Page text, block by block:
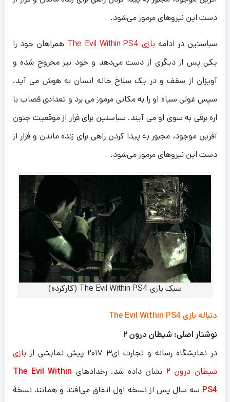
دست این نیروهای مرموز می‌شود.
سباستین در ادامه بازی The Evil Within PS4
همراهان خود را
یکی پس از دیگری از دست می‌دهد و خود نیز مجروح شده و
آویزان از سقف و در یک سلاخ خانه انسان به هوش می آید.
سپس غولی سیاه او را به مکانی مرموز می برد و تعدادی قصاب با
اره برقی به سوی او می آیند. سباستین برای فرار از موقعیت جنون
آفرین موجود، مجبور به پیدا کردن راهی برای زنده ماندن و فرار از
دست این نیروهای مرموز می‌شود.
سبک بازی The Evil Within PS4 (کارکرده)
دنباله بازی The Evil Within PS4
نوشتار اصلی: شیطان درون ۲
در نمایشگاه رسانه و تجارت ای۳ ۲۰۱۷ پیش نمایشی از
بازی
شیطان درون ۲
نشان داده شد. رخدادهای The Evil Within
PS4 سه سال پس از نسخه اول اتفاق می‌افتد و همانند نسخهٔ